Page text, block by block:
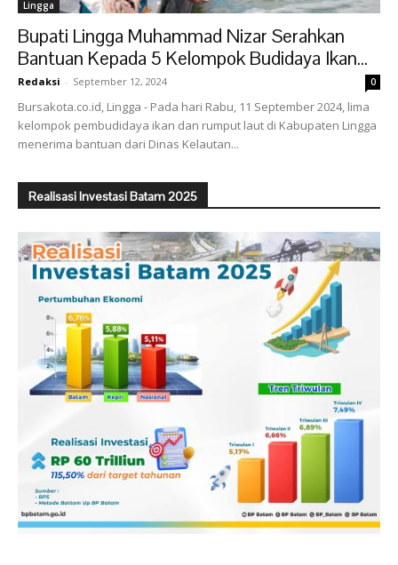
Lingga
Bupati Lingga Muhammad Nizar Serahkan
Bantuan Kepada 5 Kelompok Budidaya Ikan...
Redaksi - September 12, 2024 0
Bursakota.co.id, Lingga - Pada hari Rabu, 11 September 2024, lima
kelompok pembudidaya ikan dan rumput laut di Kabupaten Lingga
menerima bantuan dari Dinas Kelautan...
Realisasi Investasi Batam 2025